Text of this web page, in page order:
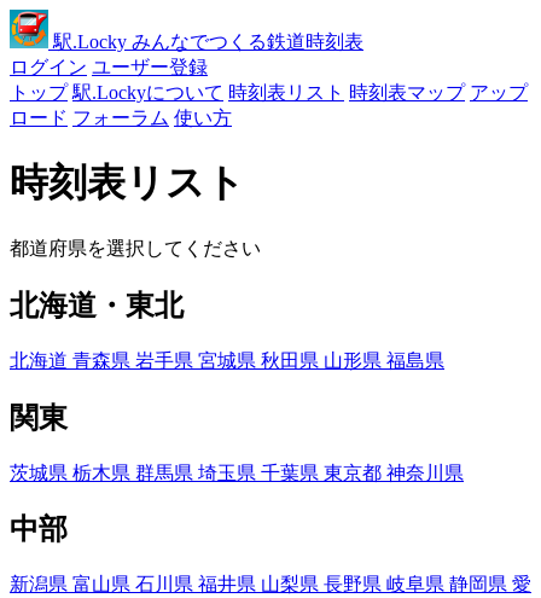
駅.Locky みんなでつくる鉄道時刻表
ログイン ユーザー登録
トップ 駅.Lockyについて 時刻表リスト 時刻表マップ アップ
ロード フォーラム 使い方
時刻表リスト
都道府県を選択してください
北海道・東北
北海道 青森県 岩手県 宮城県 秋田県 山形県 福島県
関東
茨城県 栃木県 群馬県 埼玉県 千葉県 東京都 神奈川県
中部
新潟県 富山県 石川県 福井県 山梨県 長野県 岐阜県 静岡県 愛